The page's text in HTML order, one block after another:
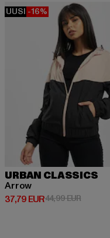
UUSI -16%
URBAN CLASSICS
Arrow
37,79 EUR
Ajankohtainen hinta: 37,79
44,99 EUR